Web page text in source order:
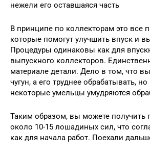
нежели его оставшаяся часть
В принципе по коллекторам это все
которые помогут улучшить впуск и
Процедуры одинаковы как для
выпускного коллекторов.
материале детали. Дело в том, что
чугун, а его труднее обрабатывать, но
некоторые умельцы умудряются
Таким образом, вы можете получить
около 10-15 лошадиных сил, что
как для начала работ. Поехали